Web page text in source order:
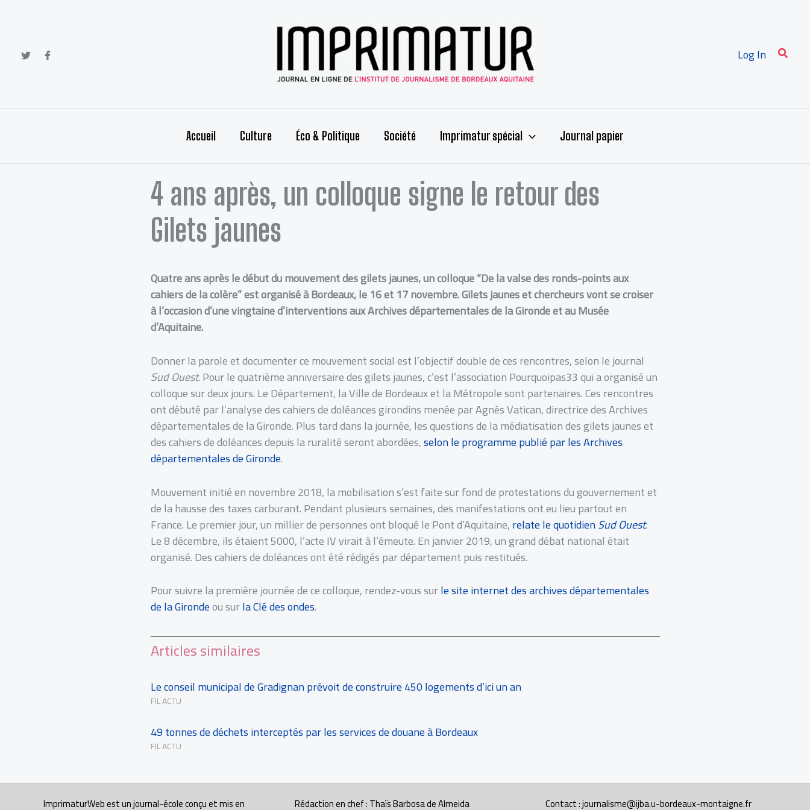
Log In
Accueil Culture Éco & Politique Société Imprimatur spécial Journal papier
4 ans après, un colloque signe le retour des
Gilets jaunes
Quatre ans après le début du mouvement des gilets jaunes, un colloque “De la valse des ronds-points aux
cahiers de la colère” est organisé à Bordeaux, le 16 et 17 novembre. Gilets jaunes et chercheurs vont se croiser
à l’occasion d’une vingtaine d’interventions aux Archives départementales de la Gironde et au Musée
d’Aquitaine.
Donner la parole et documenter ce mouvement social est l’objectif double de ces rencontres, selon le journal
Sud Ouest. Pour le quatrième anniversaire des gilets jaunes, c’est l’association Pourquoipas33 qui a organisé un
colloque sur deux jours. Le Département, la Ville de Bordeaux et la Métropole sont partenaires. Ces rencontres
ont débuté par l’analyse des cahiers de doléances girondins menée par Agnès Vatican, directrice des Archives
départementales de la Gironde. Plus tard dans la journée, les questions de la médiatisation des gilets jaunes et
des cahiers de doléances depuis la ruralité seront abordées,selon le programme publié par les Archives
départementales de Gironde.
Mouvement initié en novembre 2018, la mobilisation s’est faite sur fond de protestations du gouvernement et
de la hausse des taxes carburant. Pendant plusieurs semaines, des manifestations ont eu lieu partout en
France. Le premier jour, un millier de personnes ont bloqué le Pont d’Aquitaine,relate le quotidienSud Ouest.
Le 8 décembre, ils étaient 5000, l’acte IV virait à l’émeute. En janvier 2019, un grand débat national était
organisé. Des cahiers de doléances ont été rédigés par département puis restitués.
Pour suivre la première journée de ce colloque, rendez-vous surle site internet des archives départementales
de la Girondeou surla Clé des ondes.
Articles similaires
Le conseil municipal de Gradignan prévoit de construire 450 logements d’ici un an
FIL ACTU
49 tonnes de déchets interceptés par les services de douane à Bordeaux
FIL ACTU
ImprimaturWeb est un journal-école conçu et mis en Rédaction en chef : Thaïs Barbosa de Almeida Contact : journalisme@ijba.u-bordeaux-montaigne.fr